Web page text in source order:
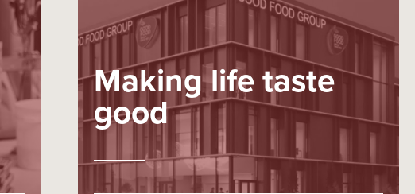
Making life taste
good